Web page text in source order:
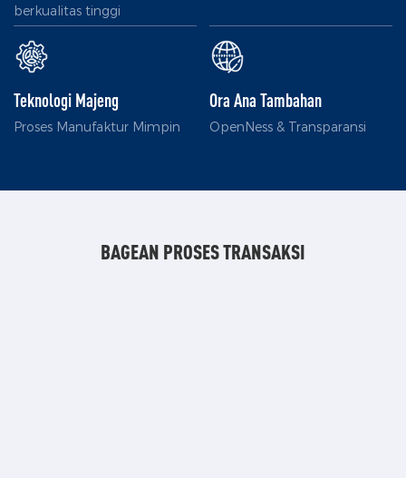
berkualitas tinggi
Teknologi Majeng
Proses Manufaktur Mimpin
Ora Ana Tambahan
OpenNess & Transparansi
BAGEAN PROSES TRANSAKSI